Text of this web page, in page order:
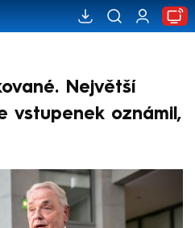
Největší
vstupenek oznámil,